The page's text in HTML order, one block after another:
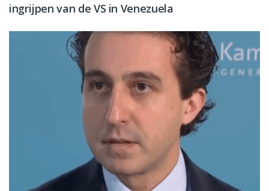
ingrijpen van de VS in Venezuela